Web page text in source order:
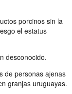
porcinos sin la
el estatus
desconocido.
de personas ajenas
granjas uruguayas.